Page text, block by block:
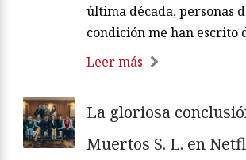
última década, personas
condición me han escrito
Leer más
La gloriosa
Muertos S. L. en